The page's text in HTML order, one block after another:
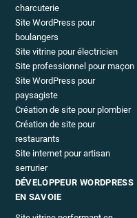
charcuterie
Site WordPress pour
boulangers
Site vitrine pour électricien
Site professionnel pour maçon
Site WordPress pour
paysagiste
Création de site pour plombier
Création de site pour
restaurants
Site internet pour artisan
serrurier
DÉVELOPPEUR WORDPRESS
EN SAVOIE